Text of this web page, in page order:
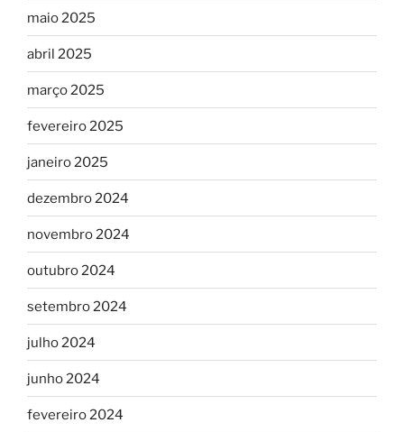
maio 2025
abril 2025
março 2025
fevereiro 2025
janeiro 2025
dezembro 2024
novembro 2024
outubro 2024
setembro 2024
julho 2024
junho 2024
fevereiro 2024